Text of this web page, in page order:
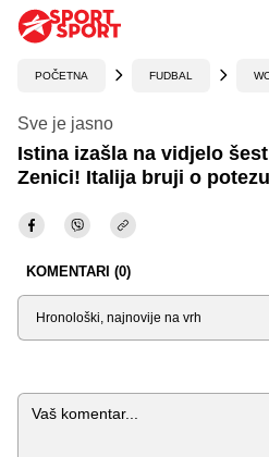
POČETNA FUDBAL
Sve je jasno
Istina izašla na vidjelo
Zenici! Italija bruji o
KOMENTARI (0)
Sortiraj
Komentar